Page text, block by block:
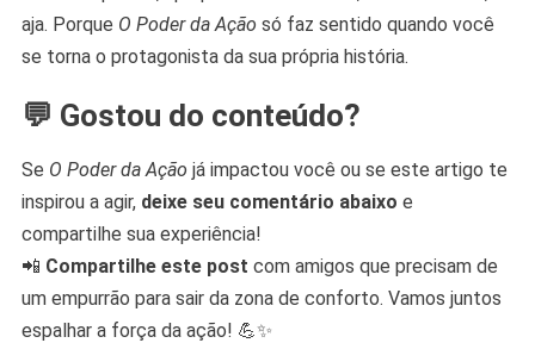
aja. Porque O Poder da Ação só faz sentido quando você
se torna o protagonista da sua própria história.
💬 Gostou do conteúdo?
Se O Poder da Ação já impactou você ou se este artigo te
inspirou a agir, deixe seu comentário abaixo e
compartilhe sua experiência!
📲 Compartilhe este post com amigos que precisam de
um empurrão para sair da zona de conforto. Vamos juntos
espalhar a força da ação! 💪✨